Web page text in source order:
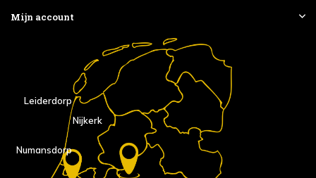
Mijn account
Nijkerk
Numansdorp
Leiderdorp